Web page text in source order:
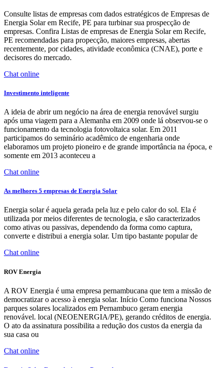
Consulte listas de empresas com dados estratégicos de Empresas de
Energia Solar em Recife, PE para turbinar sua prospecção de
empresas. Confira Listas de empresas de Energia Solar em Recife,
PE recomendadas para propecção, maiores empresas, abertas
recentemente, por cidades, atividade econômica (CNAE), porte e
decisores do mercado.
Chat online
Investimento inteligente
A ideia de abrir um negócio na área de energia renovável surgiu
após uma viagem para a Alemanha em 2009 onde lá observou-se o
funcionamento da tecnologia fotovoltaica solar. Em 2011
participamos do seminário acadêmico de engenharia onde
elaboramos um projeto pioneiro e de grande importância na época, e
somente em 2013 aconteceu a
Chat online
As melhores 5 empresas de Energia Solar
Energia solar é aquela gerada pela luz e pelo calor do sol. Ela é
utilizada por meios diferentes de tecnologia, e são caracterizados
como ativas ou passivas, dependendo da forma como captura,
converte e distribui a energia solar. Um tipo bastante popular de
Chat online
ROV Energia
A ROV Energia é uma empresa pernambucana que tem a missão de
democratizar o acesso à energia solar. Início Como funciona Nossos
parques solares localizados em Pernambuco geram energia
renovável. local (NEOENERGIA/PE), gerando créditos de energia.
O ato da assinatura possibilita a redução dos custos da energia da
sua casa ou
Chat online